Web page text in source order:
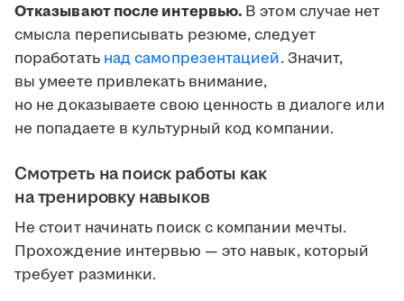
Отказывают после интервью. В этом случае нет
смысла переписывать резюме, следует
поработать над самопрезентацией. Значит,
вы умеете привлекать внимание,
но не доказываете свою ценность в диалоге или
не попадаете в культурный код компании.
Смотреть на поиск работы как
на тренировку навыков
Не стоит начинать поиск с компании мечты.
Прохождение интервью — это навык, который
требует разминки.